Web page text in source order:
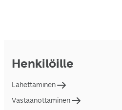
Henkilöille
Lähettäminen
Vastaanottaminen